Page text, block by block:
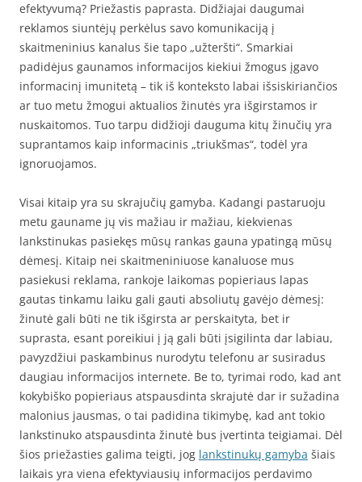
efektyvumą? Priežastis paprasta. Didžiajai daugumai
reklamos siuntėjų perkėlus savo komunikaciją į
skaitmeninius kanalus šie tapo „užteršti“. Smarkiai
padidėjus gaunamos informacijos kiekiui žmogus įgavo
informacinį imunitetą – tik iš konteksto labai išsiskiriančios
ar tuo metu žmogui aktualios žinutės yra išgirstamos ir
nuskaitomos. Tuo tarpu didžioji dauguma kitų žinučių yra
suprantamos kaip informacinis „triukšmas“, todėl yra
ignoruojamos.
Visai kitaip yra su skrajučių gamyba. Kadangi pastaruoju
metu gauname jų vis mažiau ir mažiau, kiekvienas
lankstinukas pasiekęs mūsų rankas gauna ypatingą mūsų
dėmesį. Kitaip nei skaitmeniniuose kanaluose mus
pasiekusi reklama, rankoje laikomas popieriaus lapas
gautas tinkamu laiku gali gauti absoliutų gavėjo dėmesį:
žinutė gali būti ne tik išgirsta ar perskaityta, bet ir
suprasta, esant poreikiui į ją gali būti įsigilinta dar labiau,
pavyzdžiui paskambinus nurodytu telefonu ar susiradus
daugiau informacijos internete. Be to, tyrimai rodo, kad ant
kokybiško popieriaus atspausdinta skrajutė dar ir sužadina
malonius jausmas, o tai padidina tikimybę, kad ant tokio
lankstinuko atspausdinta žinutė bus įvertinta teigiamai. Dėl
šios priežasties galima teigti, jog lankstinukų gamyba šiais
laikais yra viena efektyviausių informacijos perdavimo